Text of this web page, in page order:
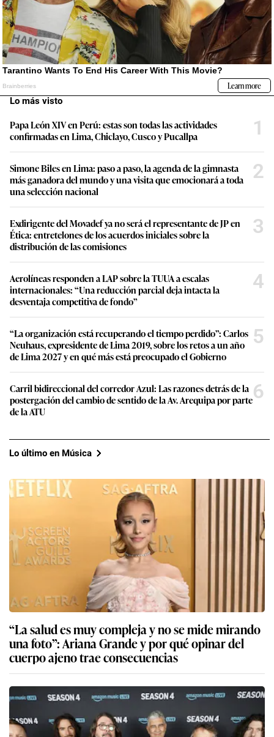
Lo más visto
Papa León XIV en Perú: estas son todas las actividades
confirmadas en Lima, Chiclayo, Cusco y Pucallpa
1
Simone Biles en Lima: paso a paso, la agenda de la gimnasta
más ganadora del mundo y una visita que emocionará a toda
una selección nacional
2
Exdirigente del Movadef ya no será el representante de JP en
Ética: entretelones de los acuerdos iniciales sobre la
distribución de las comisiones
3
Aerolíneas responden a LAP sobre la TUUA a escalas
internacionales: “Una reducción parcial deja intacta la
desventaja competitiva de fondo”
4
“La organización está recuperando el tiempo perdido”: Carlos
Neuhaus, expresidente de Lima 2019, sobre los retos a un año
de Lima 2027 y en qué más está preocupado el Gobierno
5
Carril bidireccional del corredor Azul: Las razones detrás de la
postergación del cambio de sentido de la Av. Arequipa por parte
de la ATU
6
Lo último en Música
“La salud es muy compleja y no se mide mirando
una foto”: Ariana Grande y por qué opinar del
cuerpo ajeno trae consecuencias